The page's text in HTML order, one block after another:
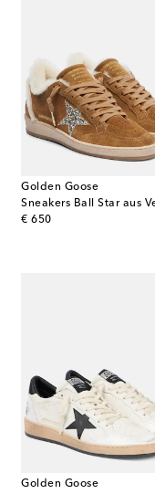
Golden Goose
€ 650
original price
Golden Goose